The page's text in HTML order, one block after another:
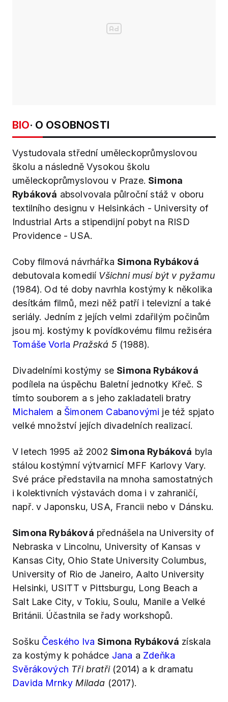
BIO· O OSOBNOSTI
Vystudovala střední uměleckoprůmyslovou
školu a následně Vysokou školu
uměleckoprůmyslovou v Praze. Simona
Rybáková absolvovala půlroční stáž v oboru
textilního designu v Helsinkách - University of
Industrial Arts a stipendijní pobyt na RISD
Providence - USA.
Coby filmová návrhářka Simona Rybáková
debutovala komedií Všichni musí být v pyžamu
(1984). Od té doby navrhla kostýmy k několika
desítkám filmů, mezi něž patří i televizní a také
seriály. Jedním z jejích velmi zdařilým počinům
jsou mj. kostýmy k povídkovému filmu režiséra
Tomáše Vorla Pražská 5(1988).
Divadelními kostýmy se Simona Rybáková
podílela na úspěchu Baletní jednotky Křeč. S
tímto souborem a s jeho zakladateli bratry
Michalem a Šimonem Cabanovými je též spjato
velké množství jejích divadelních realizací.
V letech 1995 až 2002 Simona Rybáková byla
stálou kostýmní výtvarnicí MFF Karlovy Vary.
Své práce představila na mnoha samostatných
i kolektivních výstavách doma i v zahraničí,
např. v Japonsku, USA, Francii nebo v Dánsku.
Simona Rybáková přednášela na University of
Nebraska v Lincolnu, University of Kansas v
Kansas City, Ohio State University Columbus,
University of Rio de Janeiro, Aalto University
Helsinki, USITT v Pittsburgu, Long Beach a
Salt Lake City, v Tokiu, Soulu, Manile a Velké
Británii. Účastnila se řady workshopů.
Sošku Českého lva Simona Rybáková získala
za kostýmy k pohádce Jana a Zdeňka
Svěrákových Tři bratři(2014) a k dramatu
Davida Mrnky Milada (2017).